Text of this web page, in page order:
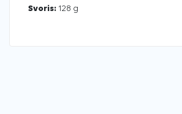
Svoris: 128 g